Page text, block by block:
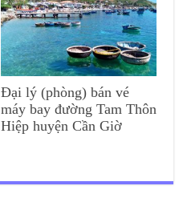
Đại lý (phòng) bán vé
máy bay đường Tam Thôn
Hiệp huyện Cần Giờ